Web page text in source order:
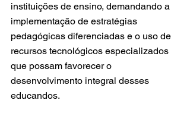
instituições de ensino, demandando a
implementação de estratégias
pedagógicas diferenciadas e o uso de
recursos tecnológicos especializados
que possam favorecer o
desenvolvimento integral desses
educandos.